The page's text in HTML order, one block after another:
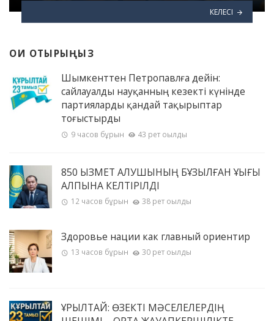
КЕЛЕСІ
ОҚИ ОТЫРЫҢЫЗ
Шымкенттен Петропавлға дейін:
сайлауалды науқанның кезекті күнінде
партияларды қандай тақырыптар
тоғыстырды
9 часов бұрын 43 рет оқылды
850 ҚЫЗМЕТ АЛУШЫНЫҢ БҰЗЫЛҒАН ҚҰҚЫҒЫ
ҚАЛПЫНА КЕЛТІРІЛДІ
12 часов бұрын 38 рет оқылды
Здоровье нации как главный ориентир
13 часов бұрын 30 рет оқылды
ҚҰРЫЛТАЙ: ӨЗЕКТІ МӘСЕЛЕЛЕРДІҢ